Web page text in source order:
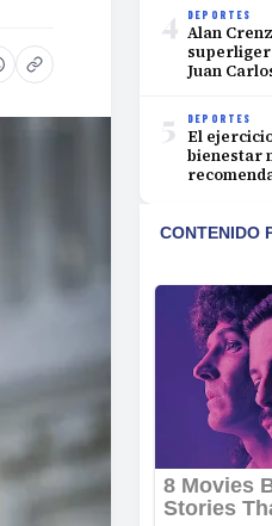
4 DEPORTES
Alan
Juan
5 DEPORTES
El
bienestar